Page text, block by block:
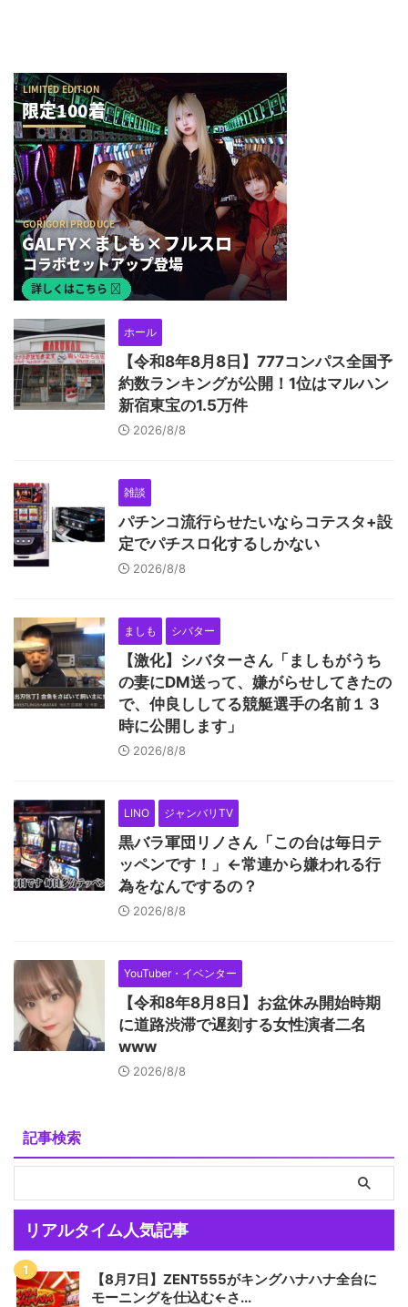
ホール
【令和8年8月8日】777コンパス全国予
約数ランキングが公開！1位はマルハン
新宿東宝の1.5万件
2026/8/8
雑談
パチンコ流行らせたいならコテスタ+設
定でパチスロ化するしかない
2026/8/8
ましも シバター
【激化】シバターさん「ましもがうち
の妻にDM送って、嫌がらせしてきたの
で、仲良ししてる競艇選手の名前１３
時に公開します」
2026/8/8
LINO ジャンバリTV
黒バラ軍団リノさん「この台は毎日テ
ッペンです！」←常連から嫌われる行
為をなんでするの？
2026/8/8
YouTuber・イベンター
【令和8年8月8日】お盆休み開始時期
に道路渋滞で遅刻する女性演者二名
www
2026/8/8
記事検索
リアルタイム人気記事
【8月7日】ZENT555がキングハナハナ全台に
モーニングを仕込む←さ...